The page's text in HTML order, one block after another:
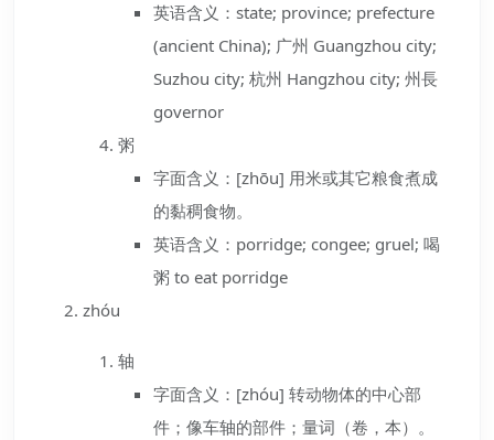
英语含义：state; province; prefecture
(ancient China); 广州 Guangzhou city;
Suzhou city; 杭州 Hangzhou city; 州長
governor
粥
字面含义：[zhōu] 用米或其它粮食煮成
的黏稠食物。
英语含义：porridge; congee; gruel; 喝
粥 to eat porridge
zhóu
轴
字面含义：[zhóu] 转动物体的中心部
件；像车轴的部件；量词（卷，本）。